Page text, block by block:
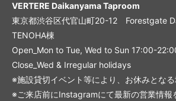
VERTERE Daikanyama Taproom
東京都渋谷区代官山町20-12 Forestgate
TENOHA棟
Open_Mon to Tue, Wed to Sun 17:00-
Close_Wed & Irregular holidays
※施設貸切イベント等により、お休みとなる
※ご来店前にInstagramにて最新の営業情報